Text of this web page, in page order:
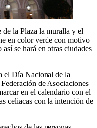
la Plaza la muralla y el
en color verde con motivo
se hará en otras ciudades
el Día Nacional de la
de Asociaciones
en el calendario con el
celiacas con la intención de